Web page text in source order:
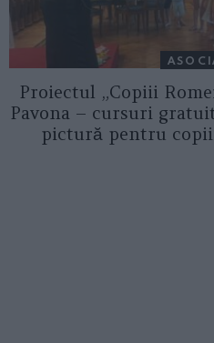
Proiectul „Copiii
Pavona – cursuri
pictură pentru